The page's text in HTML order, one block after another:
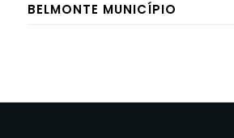
BELMONTE MUNICÍPIO